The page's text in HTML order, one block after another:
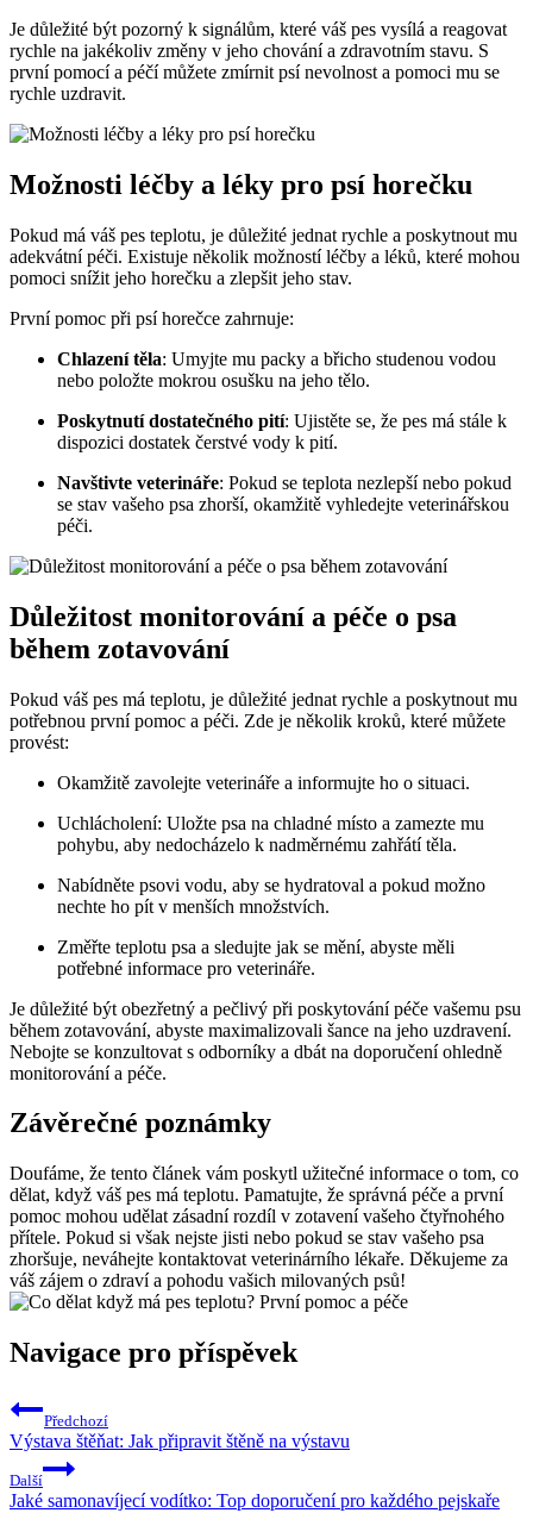
Je důležité být pozorný k ⁢signálům, které váš pes vysílá ⁤a ​reagovat
rychle na jakékoliv změny v jeho chování a zdravotním stavu. S
první‍ pomocí a péčí ‌můžete zmírnit psí nevolnost a ⁣pomoci mu se
rychle uzdravit.
Možnosti léčby a ⁣léky pro psí horečku
Pokud má váš pes teplotu, je důležité jednat rychle​ a poskytnout mu
adekvátní péči. Existuje několik možností léčby a léků, které mohou
pomoci snížit​ jeho ⁤horečku a zlepšit jeho stav.
První pomoc při psí horečce zahrnuje:
Chlazení těla: Umyjte mu packy a břicho studenou vodou
nebo položte mokrou osušku na jeho tělo.
Poskytnutí dostatečného pití: Ujistěte se, že ⁤pes má stále k
dispozici dostatek čerstvé vody k pití.
Navštivte veterináře: Pokud se teplota nezlepší nebo pokud
se stav⁣ vašeho psa zhorší, okamžitě vyhledejte veterinářskou
péči.
Důležitost monitorování⁣ a péče o psa
během zotavování
⁤Pokud váš ⁤pes má teplotu, je důležité jednat rychle a ‌poskytnout mu
potřebnou první pomoc ‍a ‍péči. Zde​ je několik kroků, které můžete
provést:
Okamžitě zavolejte veterináře ⁤a informujte⁤ ho o situaci.
Uchlácholení: Uložte psa na ‌chladné místo a ⁣zamezte ​mu
pohybu, aby nedocházelo k ⁢nadměrnému zahřátí těla.
Nabídněte psovi vodu, aby se hydratoval​ a pokud možno
nechte ho pít v menších množstvích.
Změřte teplotu psa a sledujte ​jak se mění, ⁢abyste měli
potřebné informace pro​ veterináře.
Je důležité⁣ být obezřetný a pečlivý při poskytování péče‌ vašemu psu
během zotavování, abyste maximalizovali šance na jeho uzdravení.
Nebojte se konzultovat s odborníky a dbát na doporučení ohledně
monitorování a péče.
Závěrečné poznámky
Doufáme, že tento článek vám poskytl užitečné informace o tom, co
dělat, když ‍váš pes má‍ teplotu. Pamatujte, ‍že správná péče ⁤a první
pomoc mohou‍ udělat zásadní rozdíl v ⁤zotavení vašeho čtyřnohého
přítele.‌ Pokud si však nejste jisti nebo pokud⁤ se stav vašeho psa
zhoršuje, neváhejte kontaktovat veterinárního lékaře. Děkujeme za
váš zájem o zdraví a pohodu vašich milovaných psů!
Navigace pro příspěvek
Předchozí
Výstava štěňat: Jak připravit štěně na výstavu
Další
Jaké samonavíjecí vodítko: Top doporučení pro každého pejskaře